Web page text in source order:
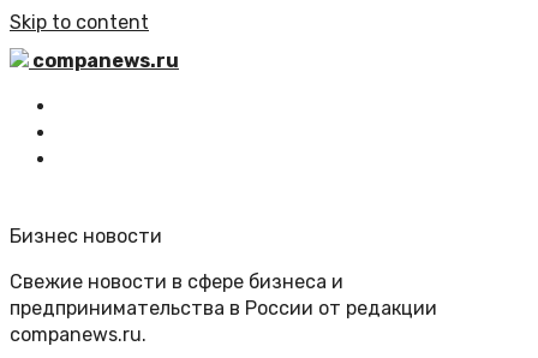
Skip to content
companews.ru
Бизнес новости
Свежие новости в сфере бизнеса и
предпринимательства в России от редакции
companews.ru.